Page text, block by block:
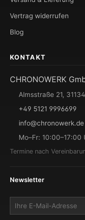
Vertrag widerrufen
Blog
KONTAKT
CHRONOWERK
Almsstraße 21,
+49 5121 9996699
info@chronowerk.de
Mo–Fr: 10:00–17:00
Termine nach
Newsletter